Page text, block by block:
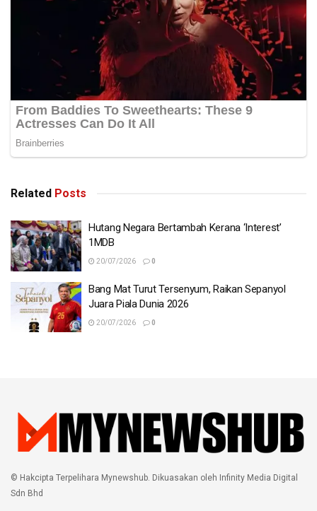
Related Posts
Hutang Negara Bertambah Kerana ‘Interest’
1MDB
20/07/2026 0
Bang Mat Turut Tersenyum, Raikan Sepanyol
Juara Piala Dunia 2026
20/07/2026 0
© Hakcipta Terpelihara Mynewshub. Dikuasakan oleh Infinity Media Digital
Sdn Bhd